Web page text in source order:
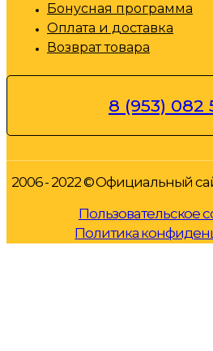
Бонусная программа
Оплата и доставка
Возврат товара
8 (953) 082
2006 - 2022 © Официальный
Пользовательское
Политика